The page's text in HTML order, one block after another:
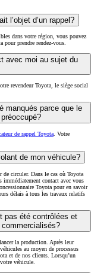
l’objet d’un rappel?
dans votre région, vous pouvez
pour prendre rendez-vous.
avec moi au sujet du
revendeur Toyota, le siège social
manqués parce que le
de rappel Toyota . Votre
de mon véhicule?
de circuler. Dans le cas où Toyota
immédiatement contact avec vous
Toyota pour en savoir
délais à tous les travaux relatifs
pas été contrôlées et
la production. Après leur
au moyen de processus
et de nos clients. Lorsqu’un
véhicule.